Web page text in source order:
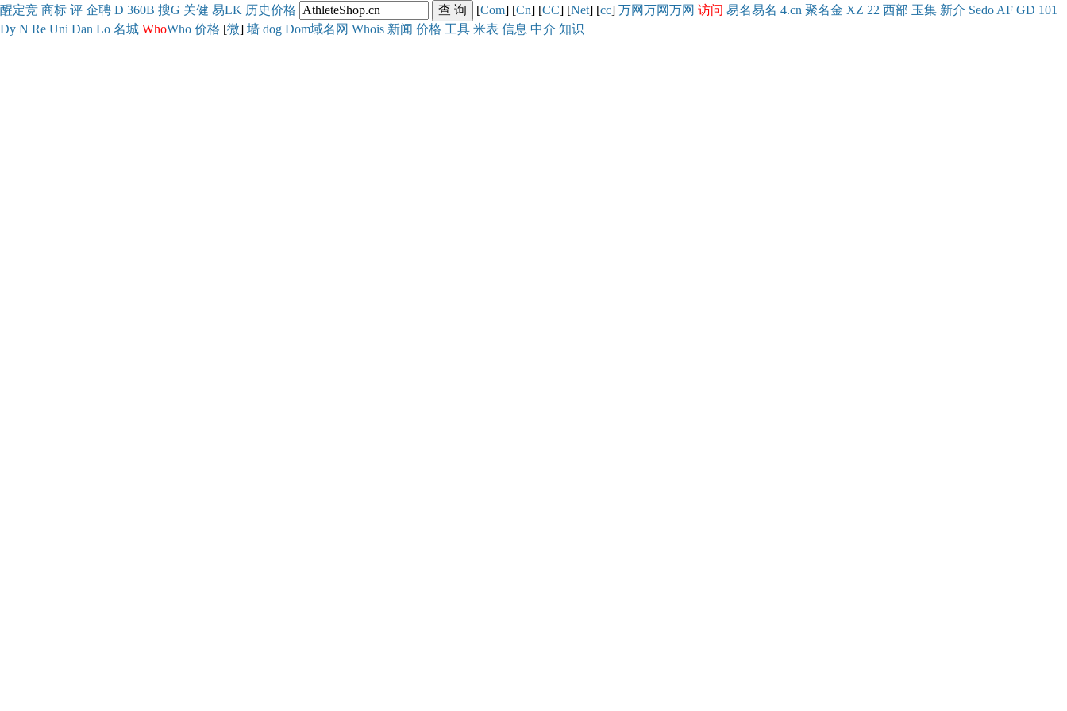
醒定竞 商标 评 企聘 D 360B 搜G 关健 易LK 历史价格 [Com] [Cn] [CC] [Net] [cc] 万网万网万网 访问 易名易名 4.cn 聚名金 XZ 22 西部 玉集 新介 Sedo AF GD 101
Dy N Re Uni Dan Lo 名城 WhoWho 价格 [微] 墙 dog Dom域名网 Whois 新闻 价格 工具 米表 信息 中介 知识